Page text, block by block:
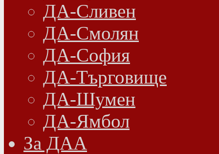
ДА-Сливен
ДА-Смолян
ДА-София
ДА-Търговище
ДА-Шумен
ДА-Ямбол
Зa ДАА